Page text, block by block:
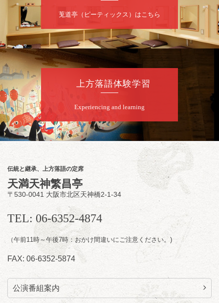
米紫／桂米二～休憩～松旭斎天蝶（手品）／
桂りょうば／桂春雨／なつかしの漫才（もの
まね）／桂米之助／桂三実～休憩～桂笑金／
桂雀太／桂春若／桂南光
開演：13時30分（13時開場）／終演予定：18
時10分／全席指定
前売3,000円 当日3,500円 身障者・高大生
前売・当日共2,800円 小中学生前売・当日共
※完売御礼 当日券の販売
はございません
昼
9月
昼席：番組案内
桂かかお／桂ちきん※／桂八十八／吉田光華
（乙女文楽）／笑福亭仁昇※／桂文昇～仲入
～桂小鯛／笑福亭恭瓶／渡辺あきら（ジャグ
リング）／桂春若（※…配信はございませ
ん）
9月25日（金）
莵道亭（ピーティックス）はこちら
上方落語体験学習
Experiencing and learning
伝統と継承、上方落語の定席
天満天神繁昌亭
〒530-0041 大阪市北区天神橋2-1-34
TEL: 06-6352-4874
（午前11時～午後7時：おかけ間違いにご注意ください。)
FAX: 06-6352-5874
公演番組案内